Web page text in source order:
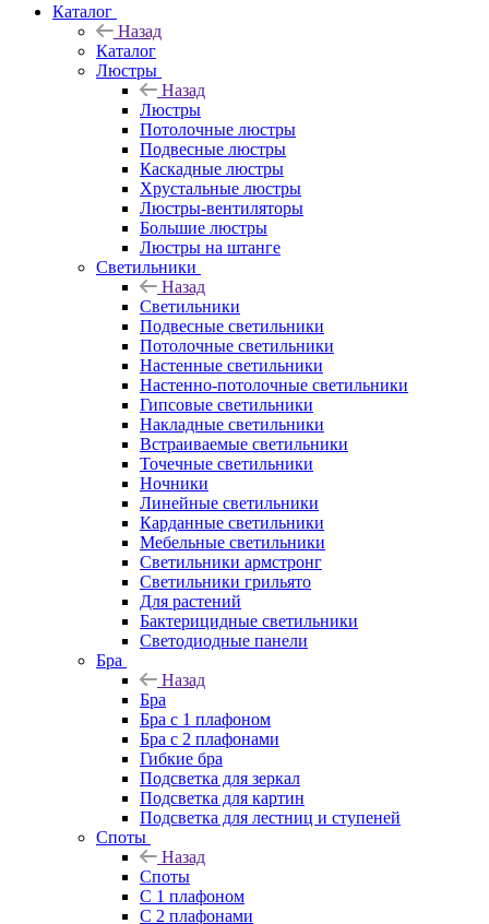
Каталог
Назад
Каталог
Люстры
Назад
Люстры
Потолочные люстры
Подвесные люстры
Каскадные люстры
Хрустальные люстры
Люстры-вентиляторы
Большие люстры
Люстры на штанге
Светильники
Назад
Светильники
Подвесные светильники
Потолочные светильники
Настенные светильники
Настенно-потолочные светильники
Гипсовые светильники
Накладные светильники
Встраиваемые светильники
Точечные светильники
Ночники
Линейные светильники
Карданные светильники
Мебельные светильники
Светильники армстронг
Светильники грильято
Для растений
Бактерицидные светильники
Светодиодные панели
Бра
Назад
Бра
Бра с 1 плафоном
Бра с 2 плафонами
Гибкие бра
Подсветка для зеркал
Подсветка для картин
Подсветка для лестниц и ступеней
Споты
Назад
Споты
С 1 плафоном
С 2 плафонами